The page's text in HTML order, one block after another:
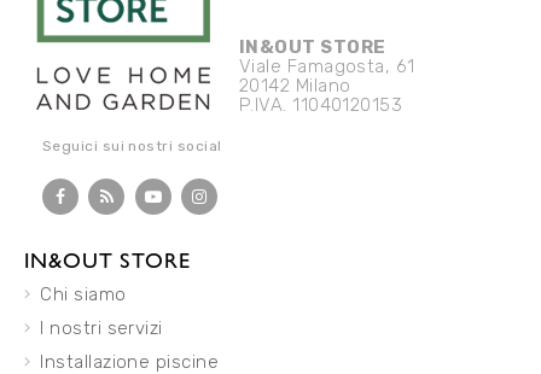
IN&OUT STORE
Viale Famagosta, 61
20142 Milano
P.IVA. 11040120153
Seguici sui nostri social
IN&OUT STORE
Chi siamo
I nostri servizi
Installazione piscine